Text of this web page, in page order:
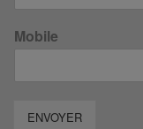
Mobile
ENVOYER